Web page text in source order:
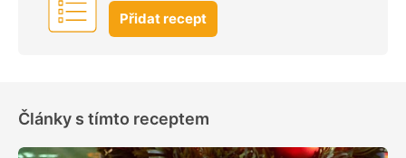
Přidat recept
Články s tímto receptem